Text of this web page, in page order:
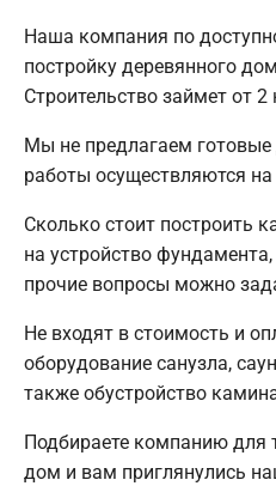
Наша компания по
постройку деревянного
Строительство займет от 2
Мы не предлагаем
работы осуществляются на
Сколько стоит построить
на устройство
прочие вопросы можно
Не входят в стоимость и
оборудование санузла,
также обустройство
Подбираете компанию для
дом и вам приглянулись